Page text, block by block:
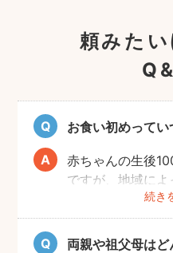
頼みた
お食い初めってい
続き
赤ちゃんの生後
ですが、地域に
ます。あくまで
前後でご家族の
いするのがおすす
両親や祖父母は